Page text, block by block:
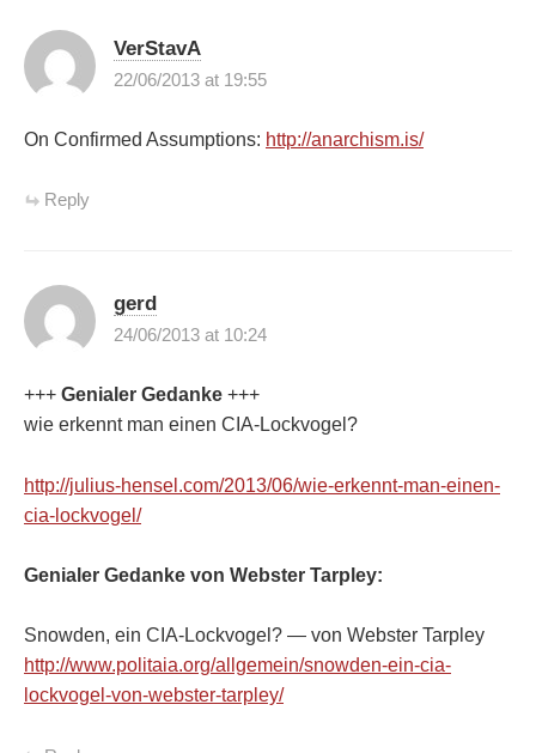
VerStavA
22/06/2013 at 19:55
On Confirmed Assumptions: http://anarchism.is/
Reply
gerd
24/06/2013 at 10:24
+++ Genialer Gedanke +++
wie erkennt man einen CIA-Lockvogel?
http://julius-hensel.com/2013/06/wie-erkennt-man-einen-
cia-lockvogel/
Genialer Gedanke von Webster Tarpley:
Snowden, ein CIA-Lockvogel? — von Webster Tarpley
http://www.politaia.org/allgemein/snowden-ein-cia-
lockvogel-von-webster-tarpley/